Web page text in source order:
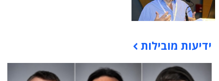
תוכן פרסומי
ידיעות מובילות